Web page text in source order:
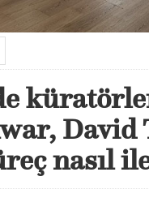
David
nasıl